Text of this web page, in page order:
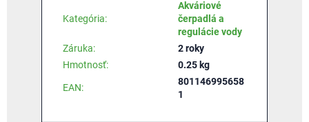
Kategória:
Akváriové
čerpadlá a
regulácie vody
Záruka:
2 roky
Hmotnosť: 0.25 kg
EAN:
801146995658
1